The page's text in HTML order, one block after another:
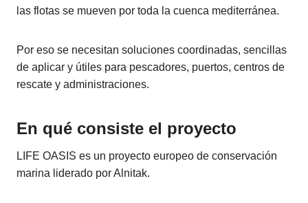
las flotas se mueven por toda la cuenca mediterránea.
Por eso se necesitan soluciones coordinadas, sencillas
de aplicar y útiles para pescadores, puertos, centros de
rescate y administraciones.
En qué consiste el proyecto
LIFE OASIS es un proyecto europeo de conservación
marina liderado por Alnitak.